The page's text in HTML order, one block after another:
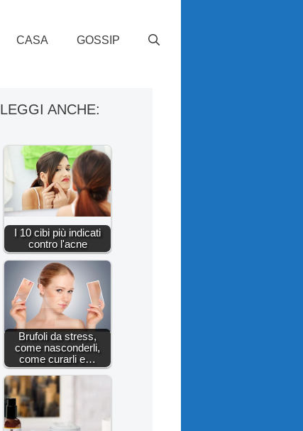
CASA GOSSIP
LEGGI ANCHE:
I 10 cibi più indicati
contro l'acne
Brufoli da stress,
come nasconderli,
come curarli e…